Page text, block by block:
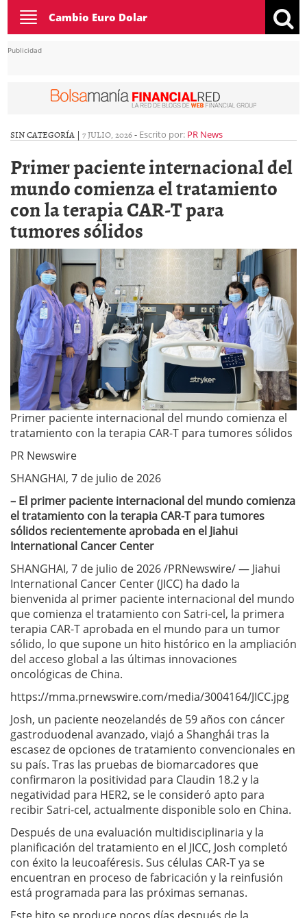
Toggle
navigation
Cambio Euro Dolar
Publicidad
SIN CATEGORÍA | 7 JULIO, 2026- Escrito por: PR News
Primer paciente internacional del
mundo comienza el tratamiento
con la terapia CAR-T para
tumores sólidos
Primer paciente internacional del mundo comienza el
tratamiento con la terapia CAR-T para tumores sólidos
PR Newswire
SHANGHAI, 7 de julio de 2026
– El primer paciente internacional del mundo comienza
el tratamiento con la terapia CAR-T para tumores
sólidos recientemente aprobada en el Jiahui
International Cancer Center
SHANGHAI, 7 de julio de 2026 /PRNewswire/ — Jiahui
International Cancer Center (JICC) ha dado la
bienvenida al primer paciente internacional del mundo
que comienza el tratamiento con Satri-cel, la primera
terapia CAR-T aprobada en el mundo para un tumor
sólido, lo que supone un hito histórico en la ampliación
del acceso global a las últimas innovaciones
oncológicas de China.
https://mma.prnewswire.com/media/3004164/JICC.jpg
Josh, un paciente neozelandés de 59 años con cáncer
gastroduodenal avanzado, viajó a Shanghái tras la
escasez de opciones de tratamiento convencionales en
su país. Tras las pruebas de biomarcadores que
confirmaron la positividad para Claudin 18.2 y la
negatividad para HER2, se le consideró apto para
recibir Satri-cel, actualmente disponible solo en China.
Después de una evaluación multidisciplinaria y la
planificación del tratamiento en el JICC, Josh completó
con éxito la leucoaféresis. Sus células CAR-T ya se
encuentran en proceso de fabricación y la reinfusión
está programada para las próximas semanas.